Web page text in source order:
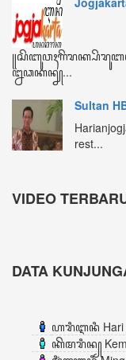
ꦏꦼꦩꦫꦶꦤ꧀
ꦩꦶꦁꦒꦸꦆꦤꦶ
ꦧꦸꦭꦤ꧀ꦆꦤꦶ Bulan
ꦏꦼꦱꦼꦭꦸꦫꦸꦲꦤ꧀